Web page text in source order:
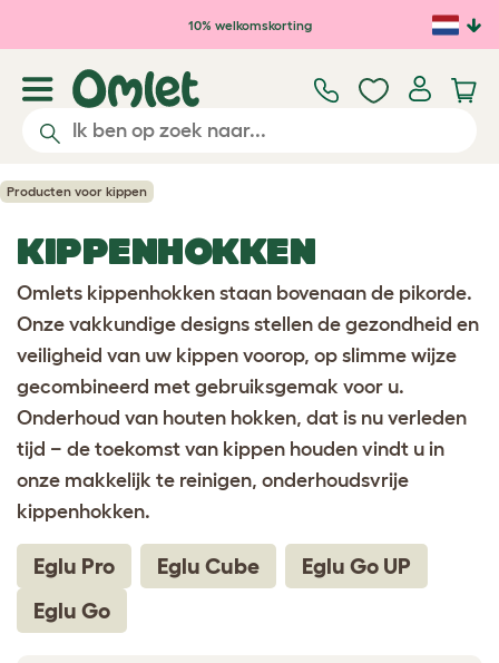
Ga naar de hoofdinhoud
10% welkomskorting
Producten voor kippen
KIPPENHOKKEN
Omlets kippenhokken staan bovenaan de pikorde.
Onze vakkundige designs stellen de gezondheid en
veiligheid van uw kippen voorop, op slimme wijze
gecombineerd met gebruiksgemak voor u.
Onderhoud van houten hokken, dat is nu verleden
tijd − de toekomst van kippen houden vindt u in
onze makkelijk te reinigen, onderhoudsvrije
kippenhokken.
Eglu Pro Eglu Cube
Eglu Go UP
Eglu Go